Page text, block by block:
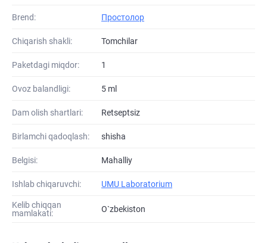
Brend: Простолор
Chiqarish shakli: Tomchilar
Paketdagi miqdor: 1
Ovoz balandligi: 5 ml
Dam olish shartlari: Retseptsiz
Birlamchi qadoqlash: shisha
Belgisi: Mahalliy
Ishlab chiqaruvchi: UMU Laboratorium
Kelib chiqqan
mamlakati:
O`zbekiston